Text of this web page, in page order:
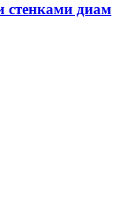
диам